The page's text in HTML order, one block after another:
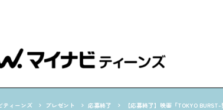
ティーンズ プレゼント 応募終了 【応募終了】映画『TOKYO